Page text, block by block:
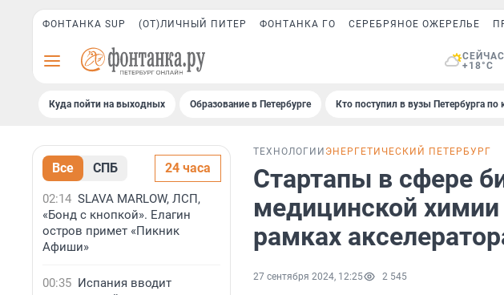
ФОНТАНКА SUP (ОТ)ЛИЧНЫЙ ПИТЕР ФОНТАНКА ГО СЕРЕБРЯНОЕ ОЖЕРЕЛЬЕ
СЕЙЧАС
+18°C
Куда пойти на выходных Образование в Петербурге Кто поступил в вузы Петербурга по
Все СПБ 24 часа
02:14 SLAVA MARLOW, ЛСП,
«Бонд с кнопкой». Елагин
остров примет «Пикник
Афиши»
00:35 Испания вводит
ТЕХНОЛОГИИ ЭНЕРГЕТИЧЕСКИЙ ПЕТЕРБУРГ
Стартапы в сфере
медицинской
рамках
27 сентября 2024, 12:25 2 545